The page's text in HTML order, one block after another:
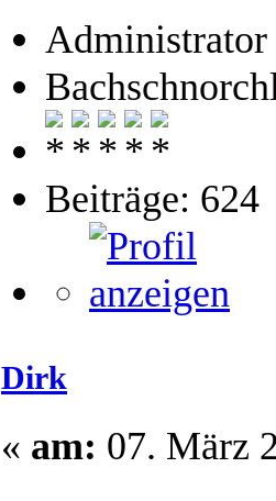
Administrator
Beiträge: 624
Dirk
« am: 07. März